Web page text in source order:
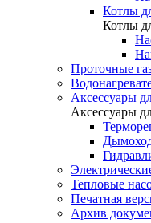
Котлы
Котлы
Проточные
Аксессуары
Аксессуары
Тепловые
Печатная
Архив